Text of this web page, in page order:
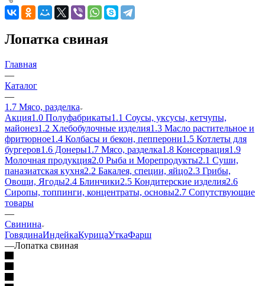
Лопатка свиная
Главная
—
Каталог
—
1.7 Мясо, разделка
Акция1.0 Полуфабрикаты1.1 Соусы, уксусы, кетчупы,
майонез1.2 Хлебобулочные изделия1.3 Масло растительное и
фритюрное1.4 Колбасы и бекон, пепперони1.5 Котлеты для
бургеров1.6 Донеры1.7 Мясо, разделка1.8 Консервация1.9
Молочная продукция2.0 Рыба и Морепродукты2.1 Суши,
паназиатская кухня2.2 Бакалея, специи, яйцо2.3 Грибы,
Овощи, Ягоды2.4 Блинчики2.5 Кондитерские изделия2.6
Сиропы, топпинги, концентраты, основы2.7 Сопутствующие
товары
—
Свинина
ГовядинаИндейкаКурицаУткаФарш
—Лопатка свиная